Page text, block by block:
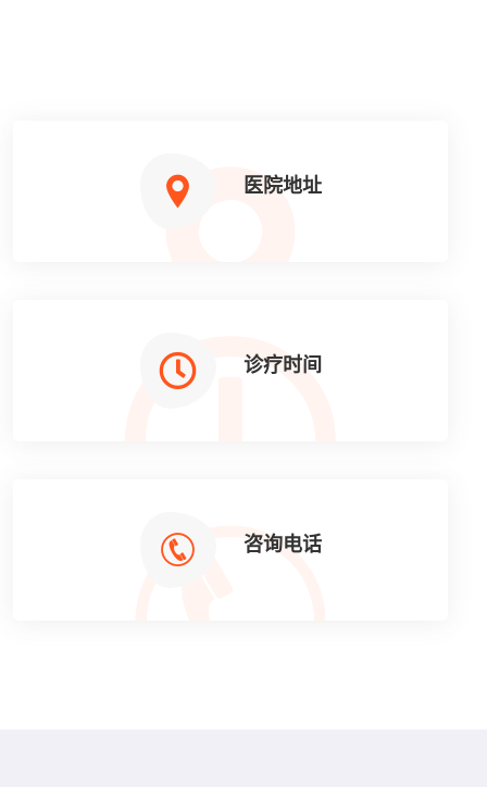
医院地址
诊疗时间
咨询电话